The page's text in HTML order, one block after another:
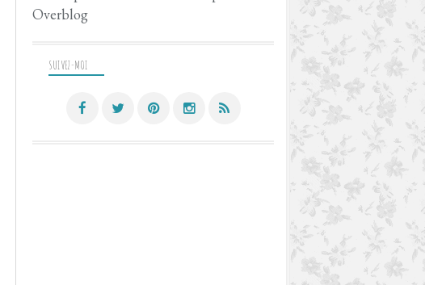
SUIVEZ-MOI
Overblog